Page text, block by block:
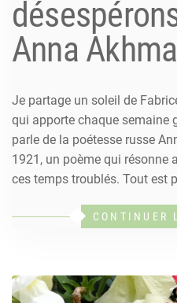
Anna
Je partage un soleil de
qui apporte chaque semaine
parle de la poétesse russe
1921, un poème qui résonne
ces temps troublés. Tout est
CONTINUER